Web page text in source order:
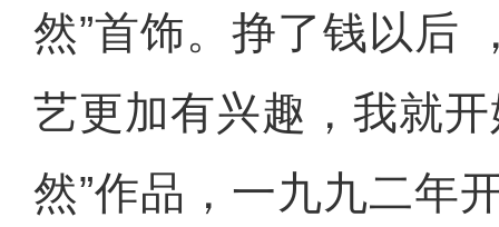
然”首饰。挣了钱以后
艺更加有兴趣，我就
然”作品，一九九二年